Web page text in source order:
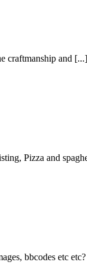
craftmanship and [...]
Pizza and
bbcodes etc